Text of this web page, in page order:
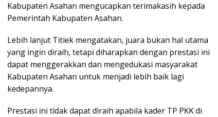
Kabupaten Asahan mengucapkan terimakasih kepada
Pemerintah Kabupaten Asahan.
Lebih lanjut Titiek mengatakan, juara bukan hal utama
yang ingin diraih, tetapi diharapkan dengan prestasi ini
dapat menggerakkan dan mengedukasi masyarakat
Kabupaten Asahan untuk menjadi lebih baik lagi
kedepannya.
Prestasi ini tidak dapat diraih apabila kader TP PKK di